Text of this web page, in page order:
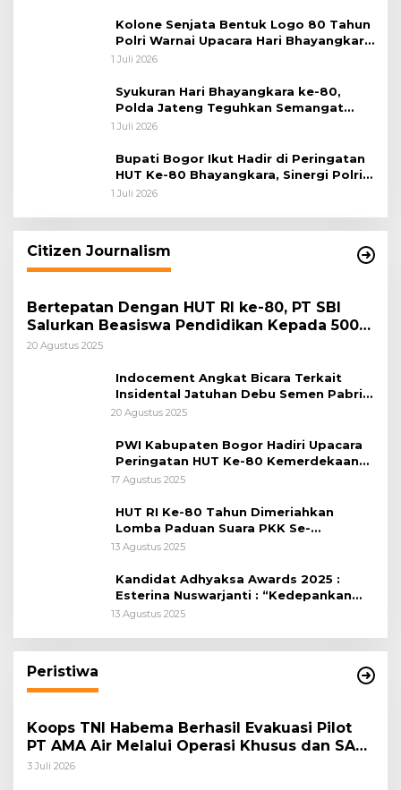
Kolone Senjata Bentuk Logo 80 Tahun
Polri Warnai Upacara Hari Bhayangkara
ke-80
1 Juli 2026
Syukuran Hari Bhayangkara ke-80,
Polda Jateng Teguhkan Semangat
Pengabdian dan Pererat Kebersamaan
1 Juli 2026
Bupati Bogor Ikut Hadir di Peringatan
HUT Ke-80 Bhayangkara, Sinergi Polri
dan Pemkab Bogor Jadi Kunci Menjaga
1 Juli 2026
Citizen Journalism
Bertepatan Dengan HUT RI ke-80, PT SBI
Salurkan Beasiswa Pendidikan Kepada 500
Pelajar
20 Agustus 2025
Indocement Angkat Bicara Terkait
Insidental Jatuhan Debu Semen Pabrik
Citeureup
20 Agustus 2025
PWI Kabupaten Bogor Hadiri Upacara
Peringatan HUT Ke-80 Kemerdekaan
RI, di Lapangan Tegar Beriman
17 Agustus 2025
HUT RI Ke-80 Tahun Dimeriahkan
Lomba Paduan Suara PKK Se-
Kabupaten Bogor
13 Agustus 2025
Kandidat Adhyaksa Awards 2025 :
Esterina Nuswarjanti : “Kedepankan
Keadilan Restoratif Wujudkan
13 Agustus 2025
Peristiwa
Koops TNI Habema Berhasil Evakuasi Pilot
PT AMA Air Melalui Operasi Khusus dan SAR
Taktis
3 Juli 2026